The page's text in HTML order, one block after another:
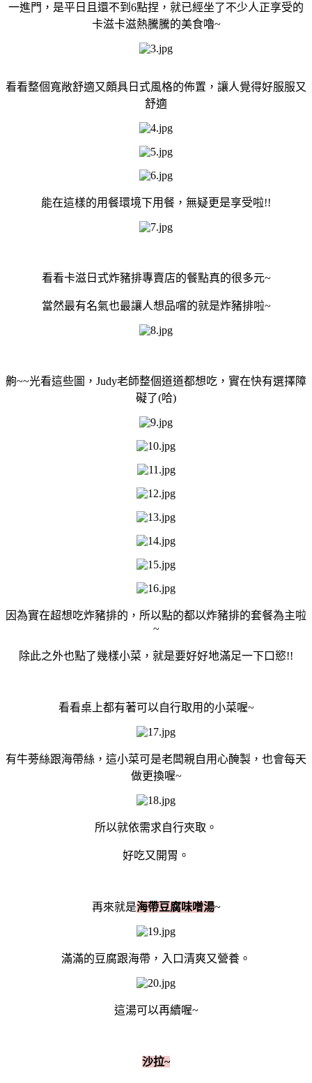
一進門，是平日且還不到6點捏，就已經坐了不少人正享受的
卡滋卡滋熱騰騰的美食嚕~
看看整個寬敞舒適又頗具日式風格的佈置，讓人覺得好服服又
舒適
能在這樣的用餐環境下用餐，無疑更是享受啦!!
看看卡滋日式炸豬排專賣店的餐點真的很多元~
當然最有名氣也最讓人想品嚐的就是炸豬排啦~
齁~~光看這些圖，Judy老師整個道道都想吃，實在快有選擇障
礙了(哈)
因為實在超想吃炸豬排的，所以點的都以炸豬排的套餐為主啦
~
除此之外也點了幾樣小菜，就是要好好地滿足一下口慾!!
看看桌上都有著可以自行取用的小菜喔~
有牛蒡絲跟海帶絲，這小菜可是老闆親自用心醃製，也會每天
做更換喔~
所以就依需求自行夾取。
好吃又開胃。
再來就是海帶豆腐味噌湯~
滿滿的豆腐跟海帶，入口清爽又營養。
這湯可以再續喔~
沙拉~